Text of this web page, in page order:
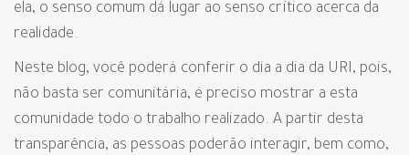
ela, o senso comum dá lugar ao senso crítico acerca da
realidade.
Neste blog, você poderá conferir o dia a dia da URI, pois,
não basta ser comunitária, é preciso mostrar a esta
comunidade todo o trabalho realizado. A partir desta
transparência, as pessoas poderão interagir, bem como,